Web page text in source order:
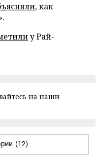
, как
у Рай-
на наши
(12)